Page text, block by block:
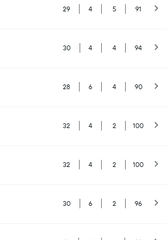
29 4 5 91
30 4 4 94
28 6 4 90
32 4 2 100
32 4 2 100
30 6 2 96